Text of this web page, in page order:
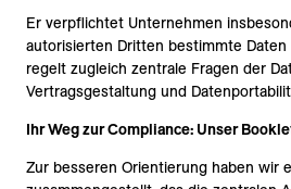
Er verpflichtet Unternehmen
autorisierten Dritten bestimmte
regelt zugleich zentrale Fragen der
Vertragsgestaltung und
Ihr Weg zur Compliance: Unser
Zur besseren Orientierung haben wir